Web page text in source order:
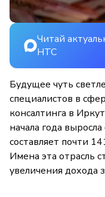
Читай
НТС
Будущее чуть
специалистов в
консалтинга в
начала года
составляет почти
Имена эта отрасль
увеличения дохода